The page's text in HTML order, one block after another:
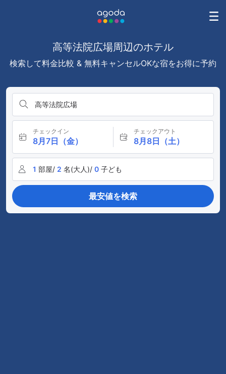
高等法院広場周辺のホテル
検索して料金比較 & 無料キャンセルOKな宿をお得に予約
高等法院広場
チェックイン
8月7日（金）
チェックアウト
8月8日（土）
1 部屋/ 2 名(大人)/ 0 子ども
最安値を検索